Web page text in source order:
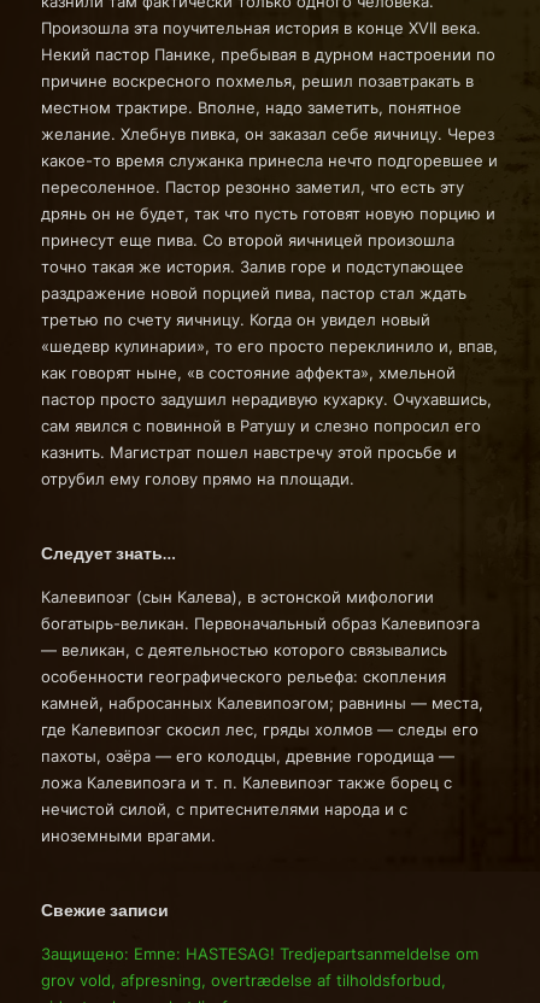
Произошла эта поучительная история в конце XVII века.
Некий пастор Панике, пребывая в дурном настроении по
причине воскресного похмелья, решил позавтракать в
местном трактире. Вполне, надо заметить, понятное
желание. Хлебнув пивка, он заказал себе яичницу. Через
какое-то время служанка принесла нечто подгоревшее и
пересоленное. Пастор резонно заметил, что есть эту
дрянь он не будет, так что пусть готовят новую порцию и
принесут еще пива. Со второй яичницей произошла
точно такая же история. Залив горе и подступающее
раздражение новой порцией пива, пастор стал ждать
третью по счету яичницу. Когда он увидел новый
«шедевр кулинарии», то его просто переклинило и, впав,
как говорят ныне, «в состояние аффекта», хмельной
пастор просто задушил нерадивую кухарку. Очухавшись,
сам явился с повинной в Ратушу и слезно попросил его
казнить. Магистрат пошел навстречу этой просьбе и
отрубил ему голову прямо на площади.
Следует знать…
Калевипоэг (сын Калева), в эстонской мифологии
богатырь-великан. Первоначальный образ Калевипоэга
— великан, с деятельностью которого связывались
особенности географического рельефа: скопления
камней, набросанных Калевипоэгом; равнины — места,
где Калевипоэг скосил лес, гряды холмов — следы его
пахоты, озёра — его колодцы, древние городища —
ложа Калевипоэга и т. п. Калевипоэг также борец с
нечистой силой, с притеснителями народа и с
иноземными врагами.
Свежие записи
Защищено: Emne: HASTESAG! Tredjepartsanmeldelse om
grov vold, afpresning, overtrædelse af tilholdsforbud,